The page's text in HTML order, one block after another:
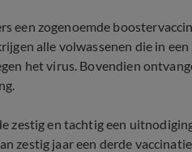
een zogenoemde
alle volwassenen die in
het virus. Bovendien
zestig en tachtig een
zestig jaar een derde